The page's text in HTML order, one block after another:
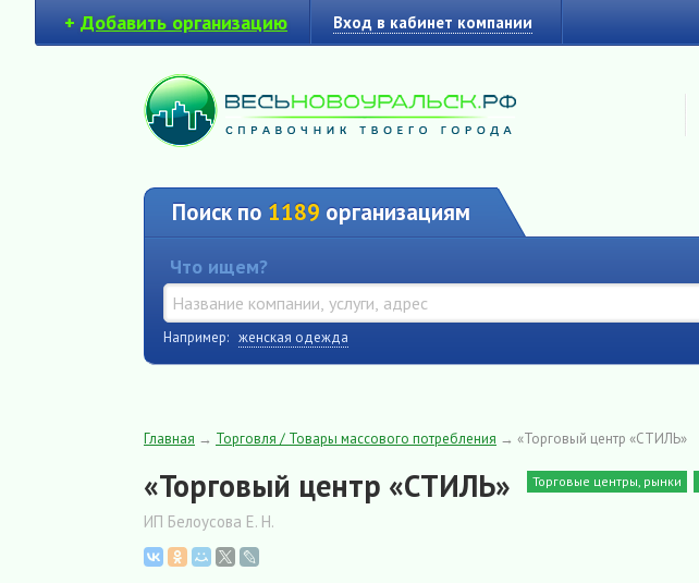
+ Добавить организацию Вход в кабинет компании
Поиск по 1189 организациям
Что ищем?
Например: женская одежда
Главная → Торговля / Товары массового потребления → «Торговый центр «СТИЛЬ»
«Торговый центр «СТИЛЬ» Торговые центры, рынки
ИП Белоусова Е. Н.